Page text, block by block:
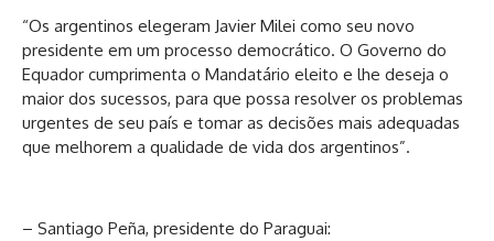
“Os argentinos elegeram Javier Milei como seu novo
presidente em um processo democrático. O Governo do
Equador cumprimenta o Mandatário eleito e lhe deseja o
maior dos sucessos, para que possa resolver os problemas
urgentes de seu país e tomar as decisões mais adequadas
que melhorem a qualidade de vida dos argentinos”.
– Santiago Peña, presidente do Paraguai: